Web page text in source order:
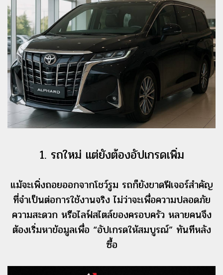
1. รถใหม่ แต่ยังต้องอัปเกรดเพิ่ม
แม้จะเพิ่งถอยออกจากโชว์รูม รถก็ยังขาดฟีเจอร์สำคัญ
ที่จำเป็นต่อการใช้งานจริง ไม่ว่าจะเพื่อความปลอดภัย
ความสะดวก หรือไลฟ์สไตล์ของครอบครัว หลายคนจึง
ต้องเริ่มหาข้อมูลเพื่อ “อัปเกรดให้สมบูรณ์” ทันทีหลัง
ซื้อ